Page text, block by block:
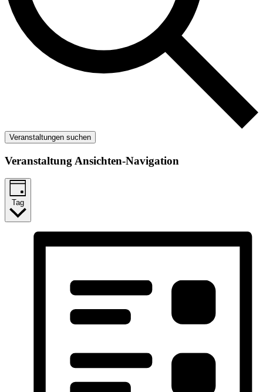
Veranstaltungen suchen
Veranstaltung Ansichten-Navigation
Tag